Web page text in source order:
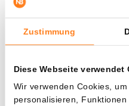
Zustimmung
Diese Webseite verwendet
Wir verwenden Cookies,
personalisieren,
Optionswelt jedoch als
Angst und Vorsicht.
für Bitcoin sehen“, so die
Wenn professionelle